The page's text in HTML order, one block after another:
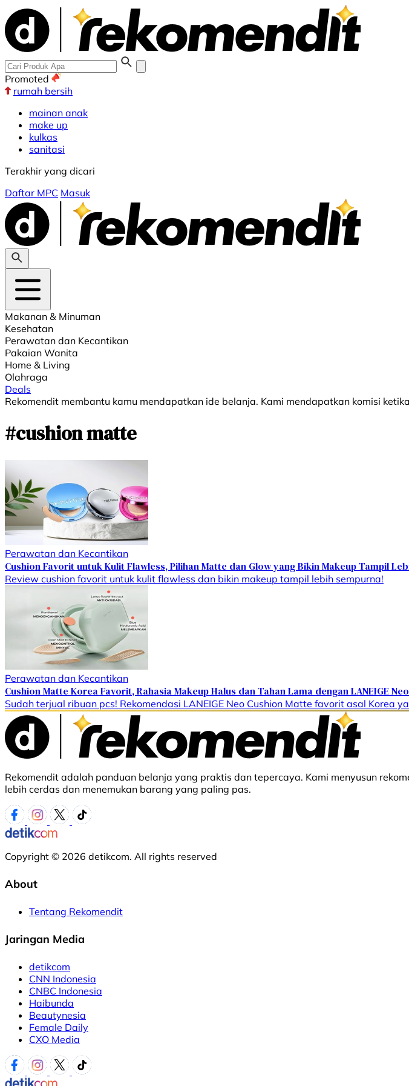
Promoted
rumah bersih
mainan anak
make up
kulkas
sanitasi
Terakhir yang dicari
Daftar MPC Masuk
Makanan & Minuman
Kesehatan
Perawatan dan Kecantikan
Pakaian Wanita
Home & Living
Olahraga
Deals
Rekomendit membantu kamu mendapatkan ide belanja. Kami mendapatkan komisi
#cushion matte
Perawatan dan Kecantikan
Cushion Favorit untuk Kulit Flawless, Pilihan Matte dan Glow yang Bikin Makeup Tampil
Review cushion favorit untuk kulit flawless dan bikin makeup tampil lebih sempurna!
Perawatan dan Kecantikan
Cushion Matte Korea Favorit, Rahasia Makeup Halus dan Tahan Lama dengan LANEIGE
Sudah terjual ribuan pcs! Rekomendasi LANEIGE Neo Cushion Matte favorit asal Korea
Rekomendit adalah panduan belanja yang praktis dan tepercaya. Kami menyusun
lebih cerdas dan menemukan barang yang paling pas.
Copyright © 2026 detikcom. All rights reserved
About
Tentang Rekomendit
Jaringan Media
detikcom
CNN Indonesia
CNBC Indonesia
Haibunda
Beautynesia
Female Daily
CXO Media